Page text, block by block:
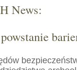
News: